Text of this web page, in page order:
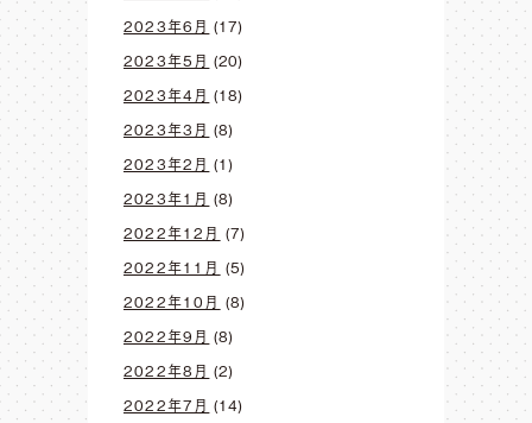
2023年6月 (17)
2023年5月 (20)
2023年4月 (18)
2023年3月 (8)
2023年2月 (1)
2023年1月 (8)
2022年12月 (7)
2022年11月 (5)
2022年10月 (8)
2022年9月 (8)
2022年8月 (2)
2022年7月 (14)